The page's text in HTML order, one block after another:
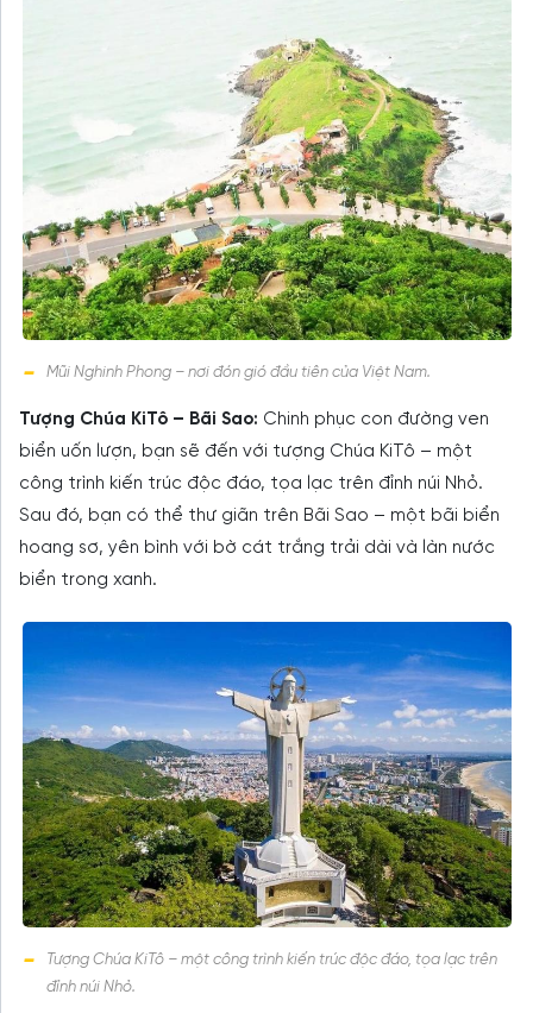
Mũi Nghinh Phong – nơi đón gió đầu tiên của Việt Nam.
Tượng Chúa KiTô – Bãi Sao: Chinh phục con đường ven
biển uốn lượn, bạn sẽ đến với tượng Chúa KiTô – một
công trình kiến trúc độc đáo, tọa lạc trên đỉnh núi Nhỏ.
Sau đó, bạn có thể thư giãn trên Bãi Sao – một bãi biển
hoang sơ, yên bình với bờ cát trắng trải dài và làn nước
biển trong xanh.
Tượng Chúa KiTô – một công trình kiến trúc độc đáo, tọa lạc trên
đỉnh núi Nhỏ.